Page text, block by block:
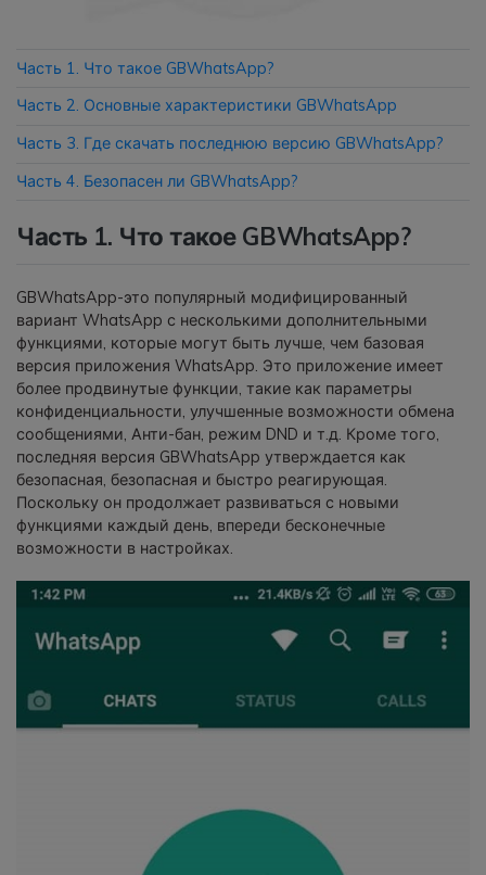
Часть 1. Что такое GBWhatsApp?
Часть 2. Основные характеристики GBWhatsApp
Часть 3. Где скачать последнюю версию GBWhatsApp?
Часть 4. Безопасен ли GBWhatsApp?
Часть 1. Что такое GBWhatsApp?
GBWhatsApp-это популярный модифицированный
вариант WhatsApp с несколькими дополнительными
функциями, которые могут быть лучше, чем базовая
версия приложения WhatsApp. Это приложение имеет
более продвинутые функции, такие как параметры
конфиденциальности, улучшенные возможности обмена
сообщениями, Анти-бан, режим DND и т.д. Кроме того,
последняя версия GBWhatsApp утверждается как
безопасная, безопасная и быстро реагирующая.
Поскольку он продолжает развиваться с новыми
функциями каждый день, впереди бесконечные
возможности в настройках.